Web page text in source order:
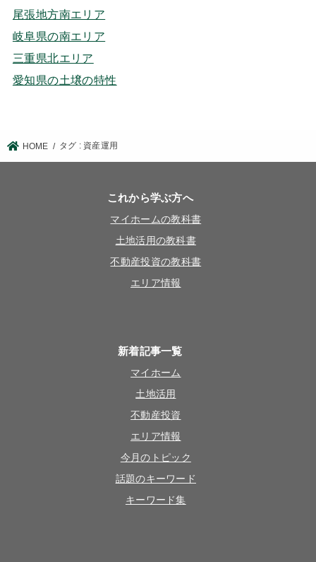
尾張地方南エリア
岐阜県の南エリア
三重県北エリア
愛知県の土壌の特性
HOME タグ : 資産運用
これから学ぶ方へ
マイホームの教科書
土地活用の教科書
不動産投資の教科書
エリア情報
新着記事一覧
マイホーム
土地活用
不動産投資
エリア情報
今月のトピック
話題のキーワード
キーワード集